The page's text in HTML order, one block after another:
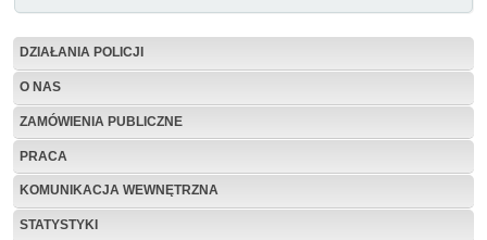
DZIAŁANIA POLICJI
O NAS
ZAMÓWIENIA PUBLICZNE
PRACA
KOMUNIKACJA WEWNĘTRZNA
STATYSTYKI